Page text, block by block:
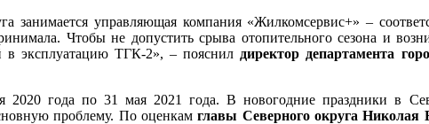
занимается управляющая компания «Жилкомсервис+» –
Чтобы не допустить срыва отопительного сезона и
в эксплуатацию ТГК-2», – пояснил директор департамента
года по 31 мая 2021 года. В новогодние праздники в
проблему. По оценкамглавы Северного округа